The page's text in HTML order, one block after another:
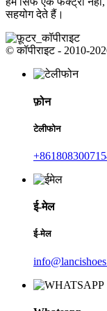
सहयोग देते हैं।
© कॉपीराइट - 2010-
फ़ोन
टेलीफोन
ई-मेल
ई-मेल